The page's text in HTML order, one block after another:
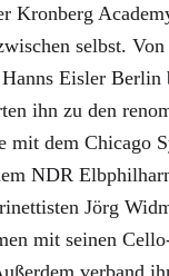
Kronberg
selbst.
Eisler Berlin
ihn zu den
mit dem Chicago
NDR
Jörg
mit seinen
verband